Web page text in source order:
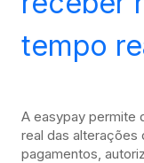
tempo
A easypay permite
real das alterações
pagamentos,